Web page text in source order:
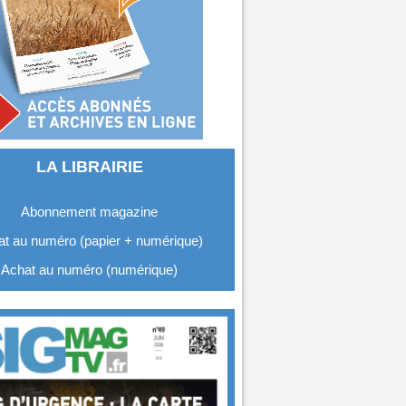
LA LIBRAIRIE
Abonnement magazine
au numéro (papier + numérique)
Achat au numéro (numérique)